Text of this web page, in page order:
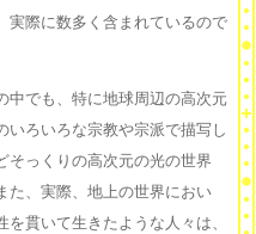
実際に数多く含まれているので
でも、特に地球周辺の高次元
いろいろな宗教や宗派で描写し
そっくりの高次元の光の世界
た、実際、地上の世界におい
貫いて生きたような人々は、